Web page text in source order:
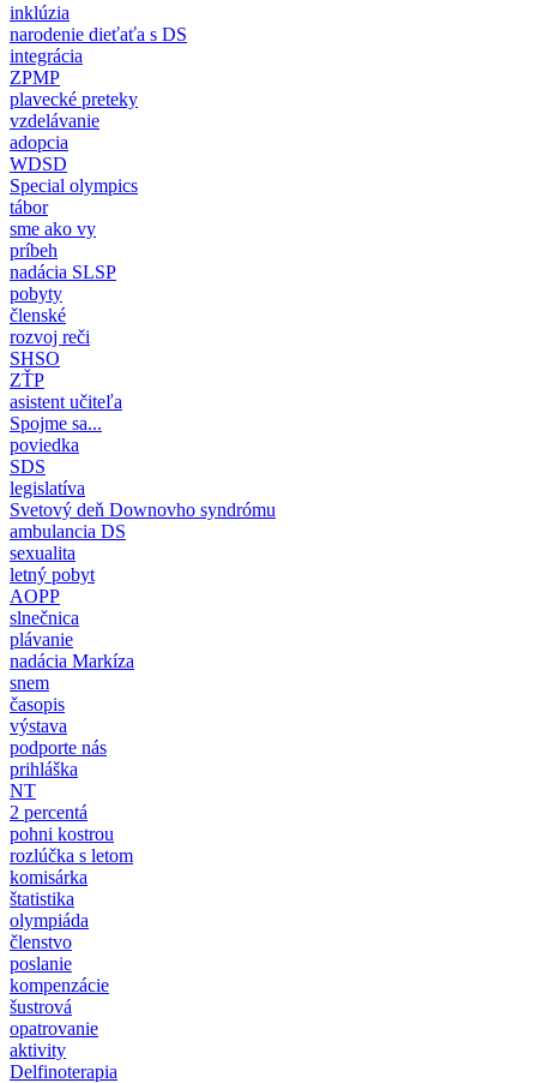
inklúzia
narodenie dieťaťa s DS
integrácia
ZPMP
plavecké preteky
vzdelávanie
adopcia
WDSD
Special olympics
tábor
sme ako vy
príbeh
nadácia SLSP
pobyty
členské
rozvoj reči
SHSO
ZŤP
asistent učiteľa
Spojme sa...
poviedka
SDS
legislatíva
Svetový deň Downovho syndrómu
ambulancia DS
sexualita
letný pobyt
AOPP
slnečnica
plávanie
nadácia Markíza
snem
časopis
výstava
podporte nás
prihláška
NT
2 percentá
pohni kostrou
rozlúčka s letom
komisárka
štatistika
olympiáda
členstvo
poslanie
kompenzácie
šustrová
opatrovanie
aktivity
Delfinoterapia